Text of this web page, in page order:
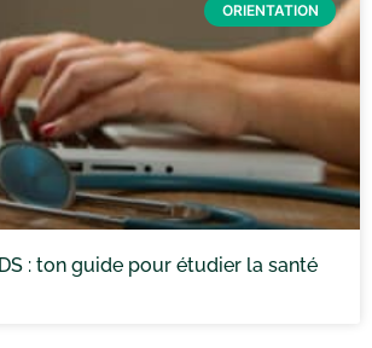
ORIENTATION
: ton guide pour étudier la santé